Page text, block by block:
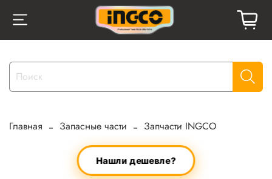
Главная Запасные части Запчасти INGCO
Нашли дешевле?